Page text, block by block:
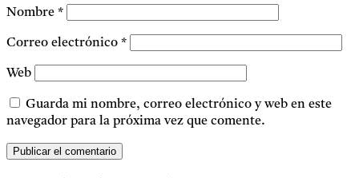
Nombre *
Correo electrónico *
Web
Guarda mi nombre, correo electrónico y web en este
navegador para la próxima vez que comente.